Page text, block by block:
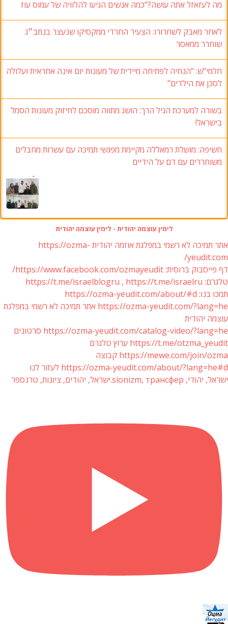
מה לעזאזל אתה עושה?“כמה אנשים הגיעו להלוויה של עמוס עוז
לאחר מאבק לשחרורו: הצעיר החרדי ממקסיקו שנעצר בנתב״ג
שוחרר ממאסר
חלמי”ש: “הנחיה לפתיחה מיידית של מעונות יום אינה אחראית ועלולה
לסכן את הילדים”
בשורה למערכת הגיל הרך: הושג מתווה מוסכם לחיזוק מעונות הסמל
בישראל!
חשיפה: מושלת רמאללה מקיימת מפגשי תמיכה עם עשרות מחבלים
משוחררים עם דם על הידיים
לימין עוצמה יהודית - לימין עוצמה יהודית
אתר תמיכה לא רשמי במפלגת אוזמה יהודית https://ozma-
yeudit.com/
דף פייסבוק ברוסית: https://www.facebook.com/ozmayeudit/
טלגרם: https://t.me/israelblogru , https://t.me/israelru
תמכו בנו: https://ozma-yeudit.com/about/#d
https://ozma-yeudit.com/?lang=he אתר תמיכה לא רשמי במפלגת
עוצמה יהודית
https://ozma-yeudit.com/catalog-video/?lang=he סרטונים
https://t.me/otzma_yeudit ערוץ טלגרם
https://mewe.com/join/ozma קבוצה
https://ozma-yeudit.com/about/?lang=he#d לעזור לנו
ישראל, יהודי, sionizm, трансфер.ישראל, יהודים, ציונות, טרנספר